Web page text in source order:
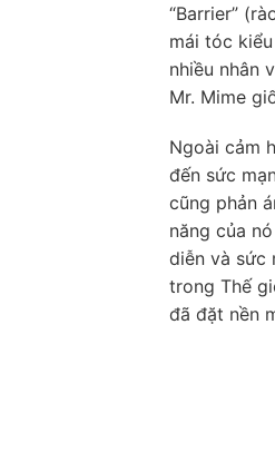
“Barrier”
mái tóc
nhiều nhân
Mr. Mime
Ngoài cảm
đến sức
cũng phản
năng của
diễn và sức
trong Thế
đã đặt nền